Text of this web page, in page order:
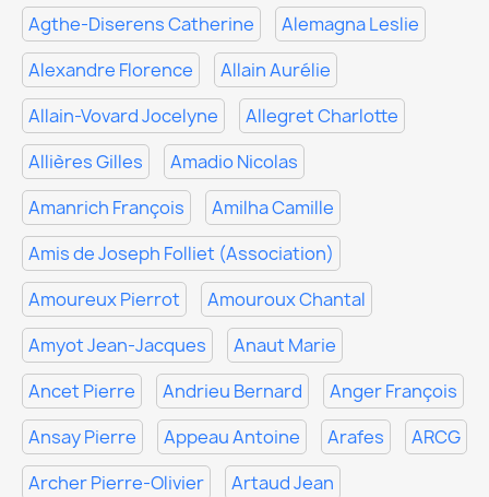
Agthe-Diserens Catherine
Alemagna Leslie
Alexandre Florence
Allain Aurélie
Allain-Vovard Jocelyne
Allegret Charlotte
Allières Gilles
Amadio Nicolas
Amanrich François
Amilha Camille
Amis de Joseph Folliet (Association)
Amoureux Pierrot
Amouroux Chantal
Amyot Jean-Jacques
Anaut Marie
Ancet Pierre
Andrieu Bernard
Anger François
Ansay Pierre
Appeau Antoine Arafes
ARCG
Archer Pierre-Olivier
Artaud Jean